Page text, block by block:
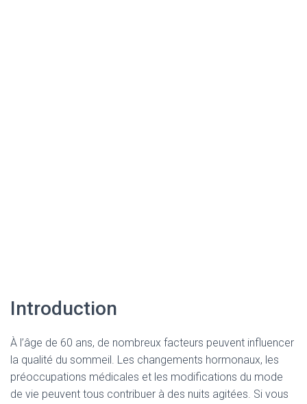
Introduction
À l’âge de 60 ans, de nombreux facteurs peuvent influencer
la qualité du sommeil. Les changements hormonaux, les
préoccupations médicales et les modifications du mode
de vie peuvent tous contribuer à des nuits agitées. Si vous